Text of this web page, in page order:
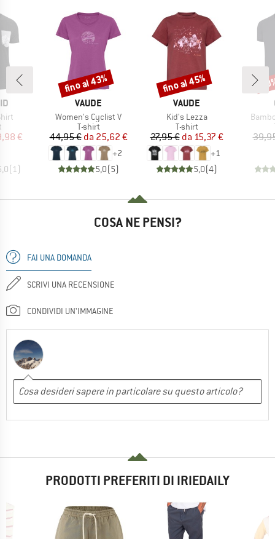
di prodotti
ridotto
€
(1)
MARCHIO
VAUDE
Articolo
Women's Cyclist V
Gruppo di prodotti
T-shirt
Prezzo
44,95 € Prezzo ridotto
da 25,62 €
+2
5,0(5)
Sconto
fino al 43%
MARCHIO
VAUDE
Articolo
Kid's Lezza
Gruppo di prodotti
T-shirt
Prezzo
27,95 € Prezzo ridotto
da 15,37 €
+1
5,0(4)
Sconto
fino al 45%
COSA NE PENSI?
FAI UNA DOMANDA
SCRIVI UNA RECENSIONE
CONDIVIDI UN'IMMAGINE
PRODOTTI PREFERITI DI IRIEDAILY